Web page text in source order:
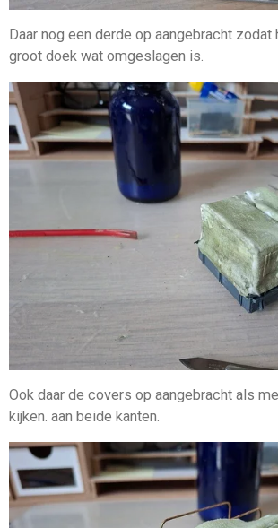
Daar nog een derde op aangebracht zodat
groot doek wat omgeslagen is.
Ook daar de covers op aangebracht als
kijken. aan beide kanten.